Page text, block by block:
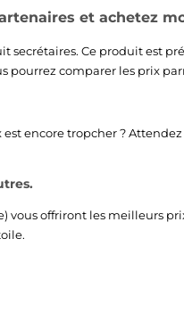
et achetez
secrétaires. Ce produit est
pourrez comparer les prix
est encore tropcher ?
vous offriront les meilleurs